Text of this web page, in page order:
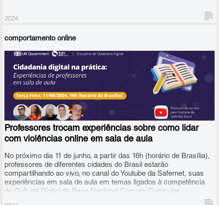
No bate-papo, os professores irão partilhar suas experiências na
aplicação da Disciplina de Cidadania Digital, desenvolvida pela
SaferNet e o Governo do Reino Unido, na prática diária com
estudantes, neste segundo semestre.
2024
comportamento online
Professores trocam experiências sobre como lidar
com violências online em sala de aula
No próximo dia 11 de junho, a partir das 16h (horário de Brasília),
professores de diferentes cidades do Brasil estarão
compartilhando ao vivo, no canal do Youtube da Safernet, suas
experiências em sala de aula em temas ligados à competência
de Cultural Digital da Base Nacional Comum Curricular.